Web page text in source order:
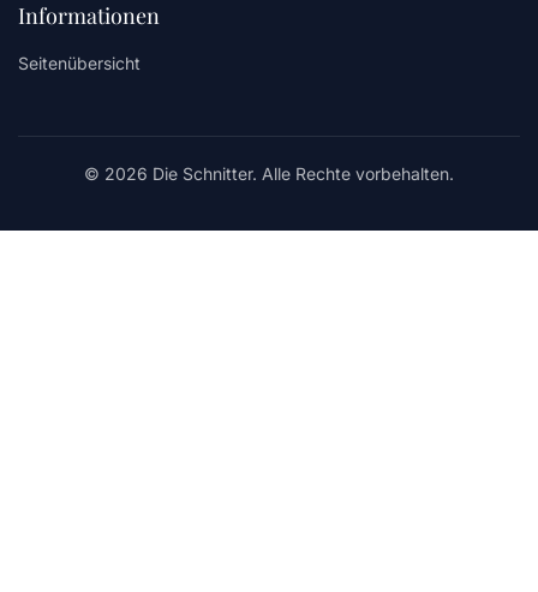
Informationen
Seitenübersicht
© 2026 Die Schnitter. Alle Rechte vorbehalten.